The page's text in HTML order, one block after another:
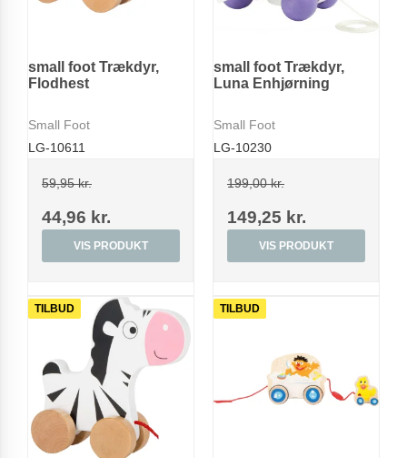
small foot Trækdyr,
Flodhest
Small Foot
LG-10611
59,95 kr.
44,96 kr.
VIS PRODUKT
small foot Trækdyr,
Luna Enhjørning
Small Foot
LG-10230
199,00 kr.
149,25 kr.
VIS PRODUKT
TILBUD TILBUD